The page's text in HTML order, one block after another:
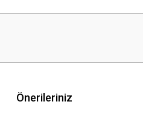
Önerileriniz